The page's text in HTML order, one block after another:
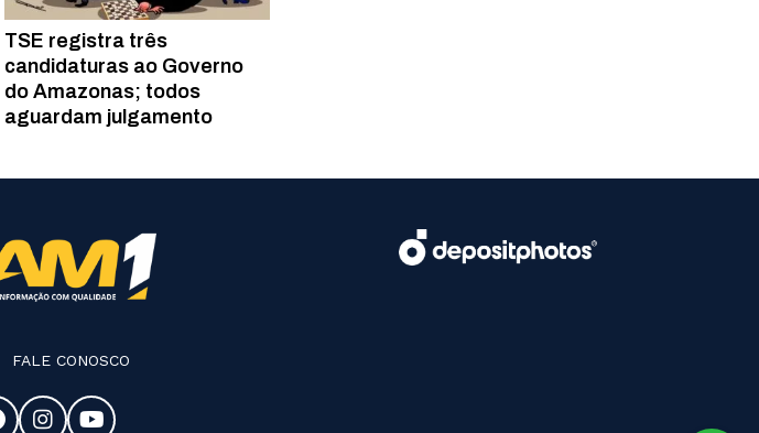
TSE registra três
candidaturas ao Governo
do Amazonas; todos
aguardam julgamento
FALE CONOSCO